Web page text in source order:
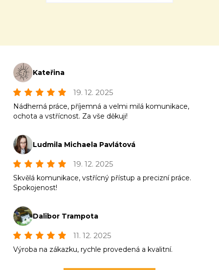
Kateřina
19. 12. 2025
Nádherná práce, příjemná a velmi milá komunikace,
ochota a vstřícnost. Za vše děkuji!
Ludmila Michaela Pavlátová
19. 12. 2025
Skvělá komunikace, vstřícný přístup a precizní práce.
Spokojenost!
Dalibor Trampota
11. 12. 2025
Výroba na zákazku, rychle provedená a kvalitní.